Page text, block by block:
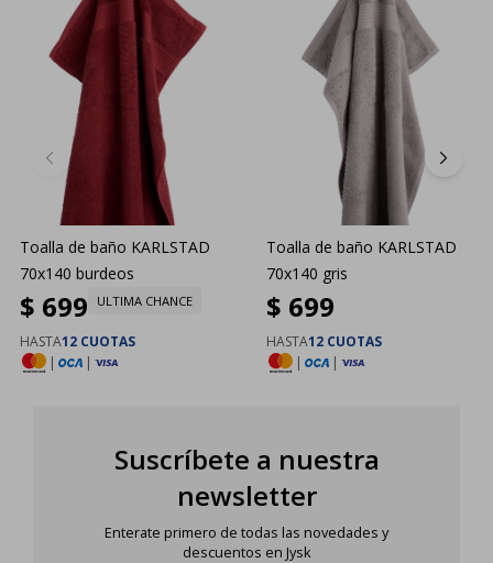
Toalla de baño KARLSTAD
70x140 burdeos
$ 699 ULTIMA CHANCE
HASTA12 CUOTAS
|
|
Toalla de baño KARLSTAD
70x140 gris
$ 699
HASTA12 CUOTAS
|
|
Suscríbete a nuestra
newsletter
Enterate primero de todas las novedades y
descuentos en Jysk